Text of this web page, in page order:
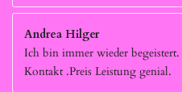
Andrea Hilger
Ich bin immer wieder
Kontakt .Preis Leistung genial.